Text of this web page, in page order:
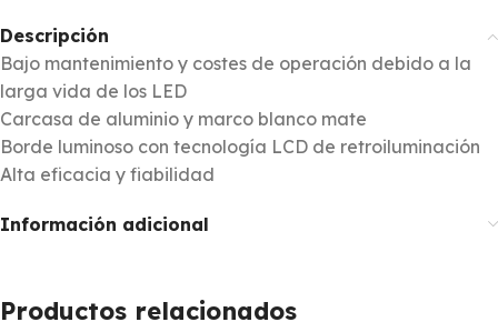
Descripción
Bajo mantenimiento y costes de operación debido a la
larga vida de los LED
Carcasa de aluminio y marco blanco mate
Borde luminoso con tecnología LCD de retroiluminación
Alta eficacia y fiabilidad
Información adicional
Productos relacionados